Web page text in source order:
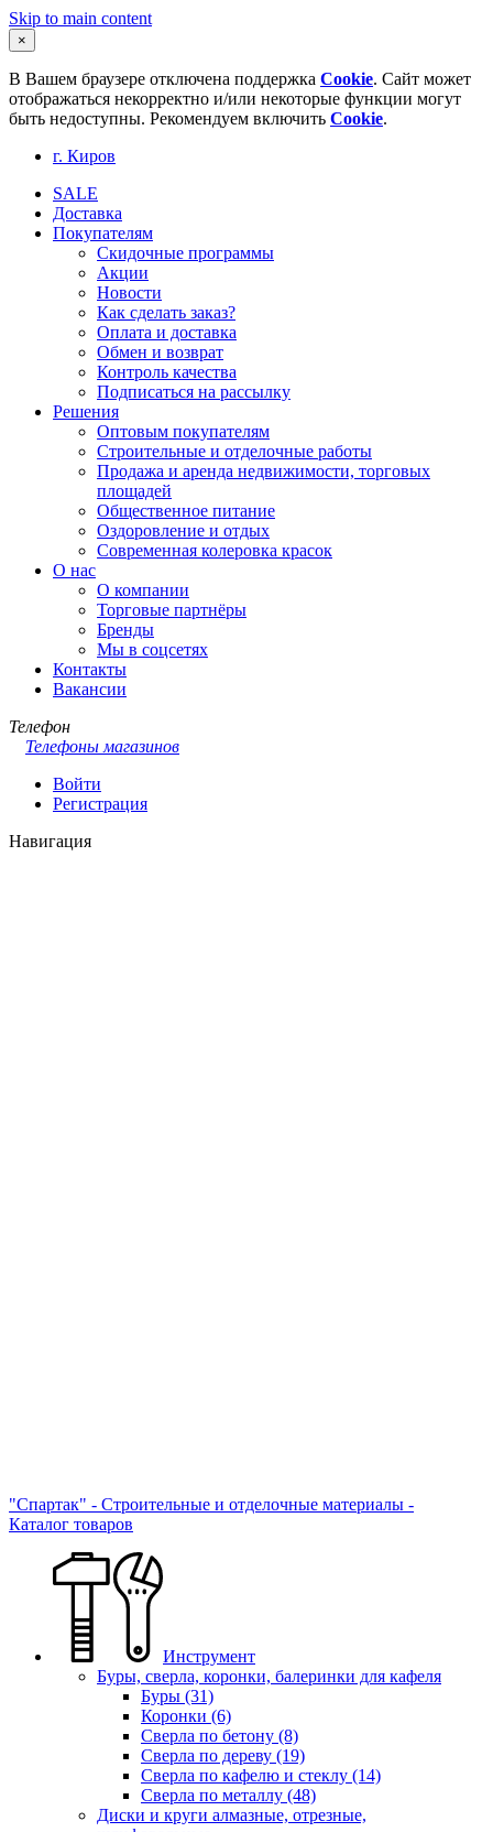
Skip to main content
×
В Вашем браузере отключена поддержка Cookie. Сайт может
отображаться некорректно и/или некоторые функции могут
быть недоступны. Рекомендуем включить Cookie.
г. Киров
SALE
Доставка
Покупателям
Скидочные программы
Акции
Новости
Как сделать заказ?
Оплата и доставка
Обмен и возврат
Контроль качества
Подписаться на рассылку
Решения
Оптовым покупателям
Строительные и отделочные работы
Продажа и аренда недвижимости, торговых
площадей
Общественное питание
Оздоровление и отдых
Современная колеровка красок
О нас
О компании
Торговые партнёры
Бренды
Мы в соцсетях
Контакты
Вакансии
Телефон
Телефоны магазинов
Войти
Регистрация
Навигация
"Спартак" - Строительные и отделочные материалы -
Каталог товаров
Инструмент
Буры, сверла, коронки, балеринки для кафеля
Буры (31)
Коронки (6)
Сверла по бетону (8)
Сверла по дереву (19)
Сверла по кафелю и стеклу (14)
Сверла по металлу (48)
Диски и круги алмазные, отрезные,